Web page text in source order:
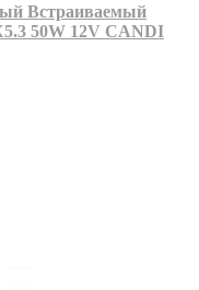
Встраиваемый
50W 12V CANDI